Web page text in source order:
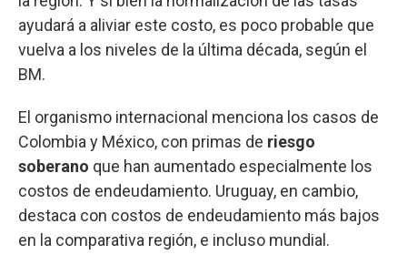
ayudará a aliviar este costo, es poco probable que
vuelva a los niveles de la última década, según el
BM.
El organismo internacional menciona los casos de
Colombia y México, con primas de riesgo
soberano que han aumentado especialmente los
costos de endeudamiento. Uruguay, en cambio,
destaca con costos de endeudamiento más bajos
en la comparativa región, e incluso mundial.